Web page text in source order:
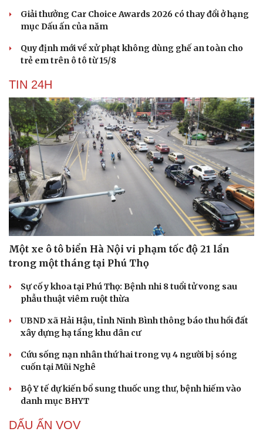
Giải thưởng Car Choice Awards 2026 có thay đổi ở hạng
mục Dấu ấn của năm
Quy định mới về xử phạt không dùng ghế an toàn cho
trẻ em trên ô tô từ 15/8
TIN 24H
Một xe ô tô biển Hà Nội vi phạm tốc độ 21 lần
trong một tháng tại Phú Thọ
Sự cố y khoa tại Phú Thọ: Bệnh nhi 8 tuổi tử vong sau
phẫu thuật viêm ruột thừa
UBND xã Hải Hậu, tỉnh Ninh Bình thông báo thu hồi đất
xây dựng hạ tầng khu dân cư
Cứu sống nạn nhân thứ hai trong vụ 4 người bị sóng
cuốn tại Mũi Nghê
Bộ Y tế dự kiến bổ sung thuốc ung thư, bệnh hiếm vào
danh mục BHYT
DẤU ẤN VOV